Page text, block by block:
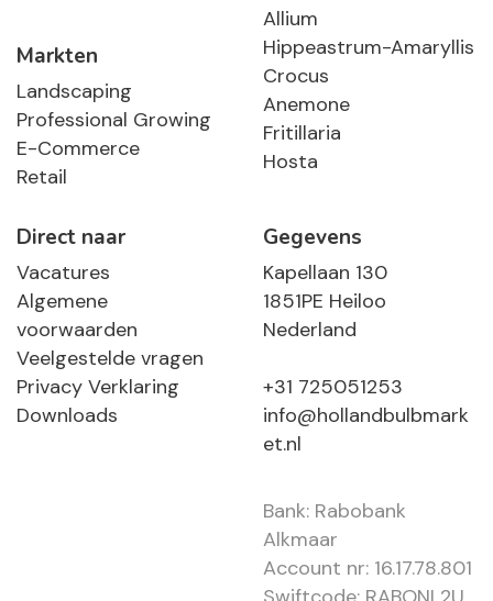
Markten
Landscaping
Professional Growing
E-Commerce
Retail
Allium
Hippeastrum-Amaryllis
Crocus
Anemone
Fritillaria
Hosta
Direct naar
Vacatures
Algemene
voorwaarden
Veelgestelde vragen
Privacy Verklaring
Downloads
Gegevens
Kapellaan 130
1851PE Heiloo
Nederland
+31 725051253
info@hollandbulbmark
et.nl
Bank: Rabobank
Alkmaar
Account nr: 16.17.78.801